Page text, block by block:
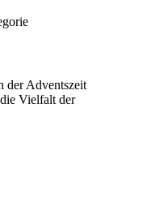
der Adventszeit
Vielfalt der